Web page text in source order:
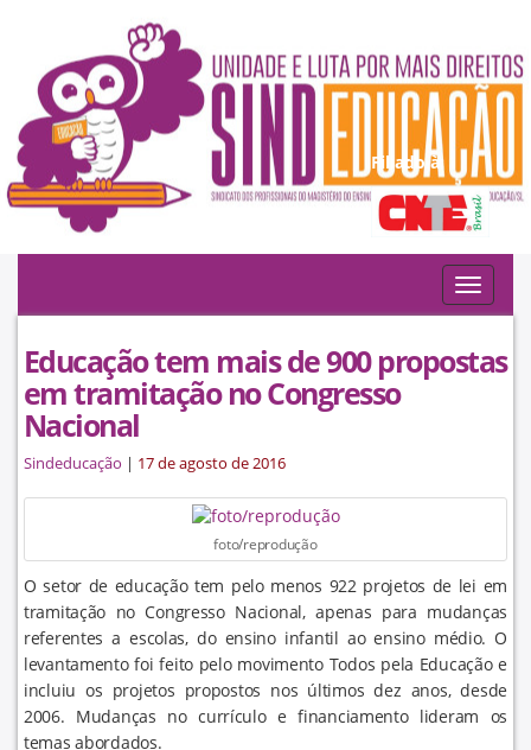
Filiado à:
Toggle
Educação tem mais de 900 propostas
em tramitação no Congresso
Nacional
Sindeducação | 17 de agosto de 2016
foto/reprodução
O setor de educação tem pelo menos 922 projetos de lei em
tramitação no Congresso Nacional, apenas para mudanças
referentes a escolas, do ensino infantil ao ensino médio. O
levantamento foi feito pelo movimento Todos pela Educação e
incluiu os projetos propostos nos últimos dez anos, desde
2006. Mudanças no currículo e financiamento lideram os
temas abordados.